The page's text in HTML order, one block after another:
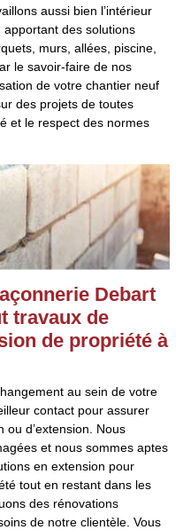
aussi bien l’intérieur
apportant des solutions
murs, allées, piscine,
le savoir-faire de nos
de votre chantier neuf
des projets de toutes
et le respect des normes
Debart
travaux de
de propriété à
au sein de votre
contact pour assurer
d’extension. Nous
et nous sommes aptes
en extension pour
tout en restant dans les
des rénovations
de notre clientèle. Vous